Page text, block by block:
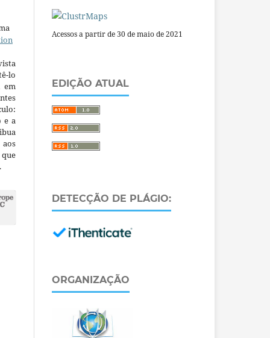
lo
em
e a
Acessos a partir de 30 de maio de 2021
EDIÇÃO ATUAL
DETECÇÃO DE PLÁGIO:
ORGANIZAÇÃO